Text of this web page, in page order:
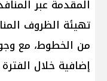
المقدمة عبر
تهيئة الظروف
من الخطوط، مع
إضافية خلال